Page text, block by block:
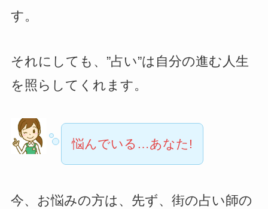
す。
それにしても、”占い”は自分の進む人生
を照らしてくれます。
悩んでいる…あなた!
今、お悩みの方は、先ず、街の占い師の